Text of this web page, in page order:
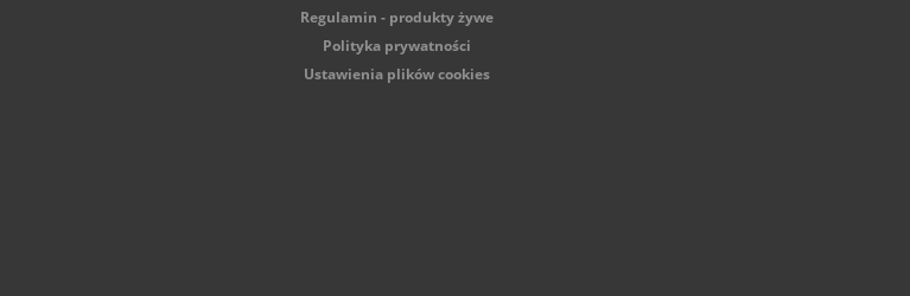
Regulamin - produkty żywe
Polityka prywatności
Ustawienia plików cookies